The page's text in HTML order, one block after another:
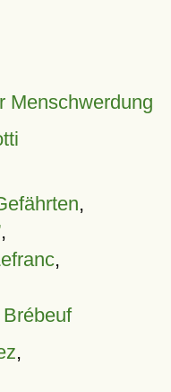
Menschwerdung
,
,
,
,